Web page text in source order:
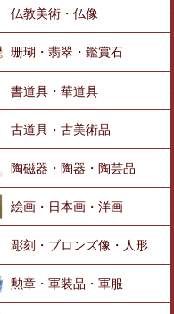
仏教美術・仏像
珊瑚・翡翠・鑑賞石
書道具・華道具
古道具・古美術品
陶磁器・陶器・陶芸品
絵画・日本画・洋画
彫刻・ブロンズ像・人形
勲章・軍装品・軍服